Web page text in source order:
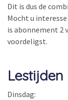
Dit is dus de
Mocht u
is abonnement 2
voordeligst.
Lestijden
Dinsdag: